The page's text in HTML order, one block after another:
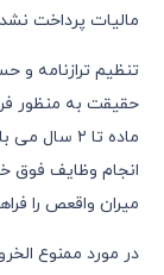
مالیات پرداخت
تنظیم ترازنامه و
ماده تا ٢
انجام وظایف فوق
میران واقعص را